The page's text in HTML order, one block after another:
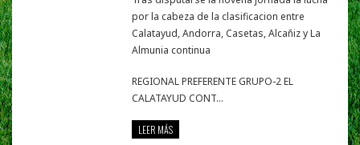
por la cabeza de la clasificacion entre
Calatayud, Andorra, Casetas, Alcañiz y La
Almunia continua
REGIONAL PREFERENTE GRUPO-2 EL
CALATAYUD CONT...
LEER MÁS